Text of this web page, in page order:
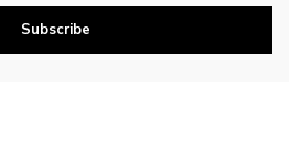
Subscribe